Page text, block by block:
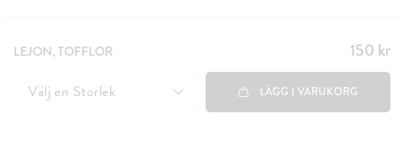
LEJON, TOFFLOR Pris:
150 kr
150 kr
Välj en Storlek LÄGG I VARUKORG